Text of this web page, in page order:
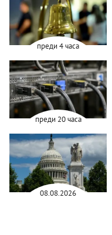
преди 4 часа
преди 20 часа
08.08.2026